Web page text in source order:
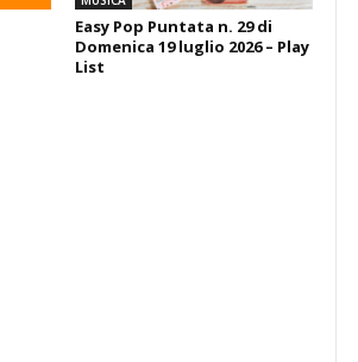
Easy Pop Puntata n. 29 di
Domenica 19 luglio 2026 – Play
List